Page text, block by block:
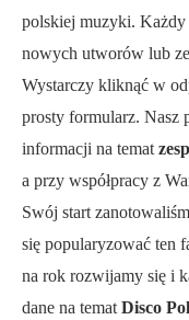
polskiej muzyki.
nowych utworów lub
Wystarczy kliknąć w
prosty formularz. Nasz
informacji na temat
a przy współpracy z
Swój start
się popularyzować ten
na rok rozwijamy się i
dane na temat Disco